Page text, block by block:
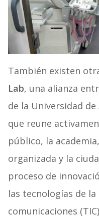
También existen
Lab, una alianza
de la Universidad de
que reune
público, la
organizada y la
proceso de
las tecnologías de
comunicaciones